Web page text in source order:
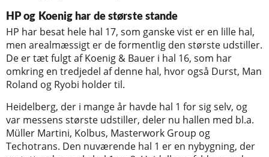
HP og Koenig har de største stande
HP har besat hele hal 17, som ganske vist er en lille hal,
men arealmæssigt er de formentlig den største udstiller.
De er tæt fulgt af Koenig & Bauer i hal 16, som har
omkring en tredjedel af denne hal, hvor også Durst, Man
Roland og Ryobi holder til.
Heidelberg, der i mange år havde hal 1 for sig selv, og
var messens største udstiller, deler nu hallen med bl.a.
Müller Martini, Kolbus, Masterwork Group og
Techotrans. Den nuværende hal 1 er en nybygning, der